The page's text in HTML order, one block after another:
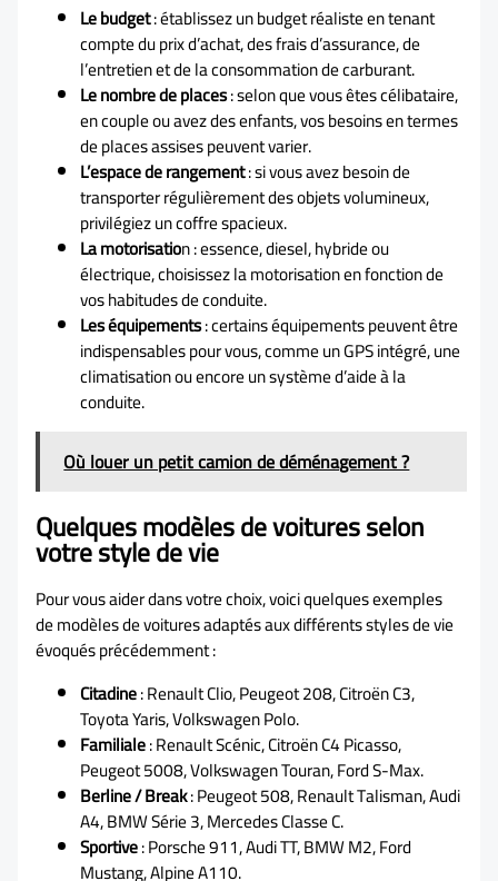
Le budget: établissez un budget réaliste en tenant
compte du prix d’achat, des frais d’assurance, de
l’entretien et de la consommation de carburant.
Le nombre de places: selon que vous êtes célibataire,
en couple ou avez des enfants, vos besoins en termes
de places assises peuvent varier.
L’espace de rangement: si vous avez besoin de
transporter régulièrement des objets volumineux,
privilégiez un coffre spacieux.
La motorisation : essence, diesel, hybride ou
électrique, choisissez la motorisation en fonction de
vos habitudes de conduite.
Les équipements: certains équipements peuvent être
indispensables pour vous, comme un GPS intégré, une
climatisation ou encore un système d’aide à la
conduite.
Où louer un petit camion de déménagement ?
Quelques modèles de voitures selon
votre style de vie
Pour vous aider dans votre choix, voici quelques exemples
de modèles de voitures adaptés aux différents styles de vie
évoqués précédemment :
Citadine: Renault Clio, Peugeot 208, Citroën C3,
Toyota Yaris, Volkswagen Polo.
Familiale: Renault Scénic, Citroën C4 Picasso,
Peugeot 5008, Volkswagen Touran, Ford S-Max.
Berline / Break: Peugeot 508, Renault Talisman, Audi
A4, BMW Série 3, Mercedes Classe C.
Sportive: Porsche 911, Audi TT, BMW M2, Ford
Mustang, Alpine A110.